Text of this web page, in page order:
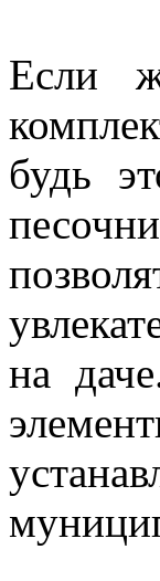
Если
будь
на